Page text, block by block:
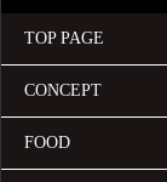
TOP PAGE
CONCEPT
FOOD